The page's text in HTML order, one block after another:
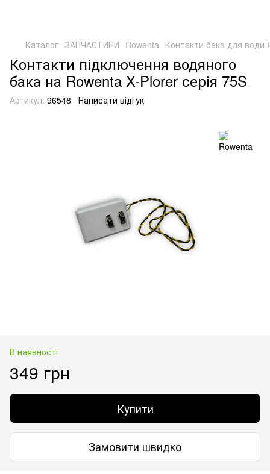
Каталог ЗАПЧАСТИНИ Rowenta Контакти бака для води
Контакти підключення водяного
бака на Rowenta X-Plorer серія 75S
Артикул: 96548 Написати відгук
В наявності
349 грн
Купити
Замовити швидко